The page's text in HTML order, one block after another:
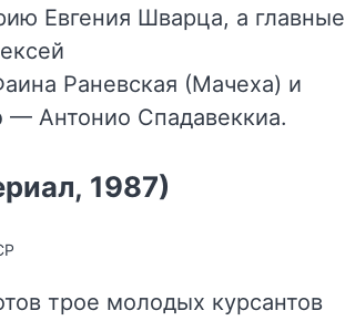
Евгения Шварца, а главные
Раневская (Мачеха) и
— Антонио Спадавеккиа.
1987)
трое молодых курсантов